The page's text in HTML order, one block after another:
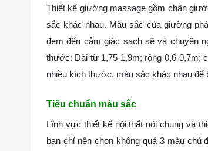
Thiết kế giường massage gồm chân
sắc khác nhau. Màu sắc của giường
đem đến cảm giác sạch sẽ và chuyên
thước: Dài từ 1,75-1,9m; rộng 0,6-0,7m;
nhiều kích thước, màu sắc khác nhau để
Tiêu chuẩn màu sắc
Lĩnh vực thiết kế nội thất nói chung và
bạn chỉ nên chọn không quá 3 màu chủ